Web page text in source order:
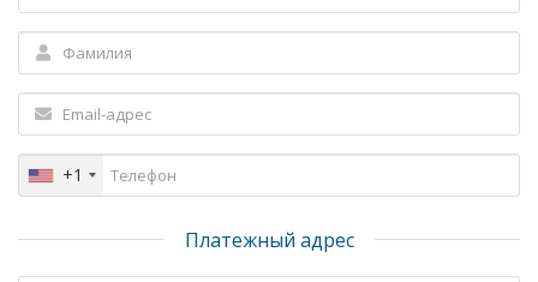
+1
Платежный адрес